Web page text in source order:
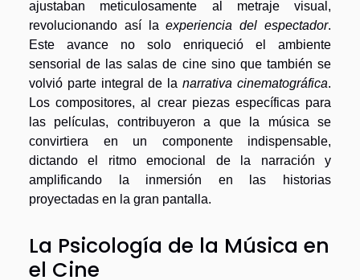
ajustaban meticulosamente al metraje visual,
revolucionando así laexperiencia del espectador.
Este avance no solo enriqueció el ambiente
sensorial de las salas de cine sino que también se
volvió parte integral de lanarrativa cinematográfica.
Los compositores, al crear piezas específicas para
las películas, contribuyeron a que la música se
convirtiera en un componente indispensable,
dictando el ritmo emocional de la narración y
amplificando la inmersión en las historias
proyectadas en la gran pantalla.
La Psicología de la Música en
el Cine